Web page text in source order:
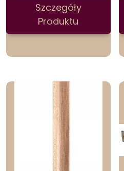
Szczegóły
Produktu